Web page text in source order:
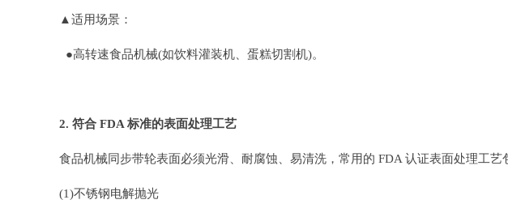
▲适用场景：
●高转速食品机械(如饮料灌装机、蛋糕切割机)。
2. 符合 FDA 标准的表面处理工艺
食品机械同步带轮表面必须光滑、耐腐蚀、易清洗，常用的 FDA 认证表面处理工艺
(1)不锈钢电解抛光